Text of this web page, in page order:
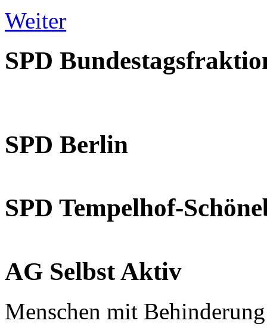
Weiter
SPD
SPD Berlin
SPD Tempelhof-
AG Selbst Aktiv
Menschen mit